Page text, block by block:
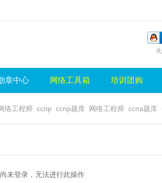
章中心 网络工具箱 培训团购
络工程师 ccnp ccnp题库 网络工程师 ccna题库
未登录，无法进行此操作